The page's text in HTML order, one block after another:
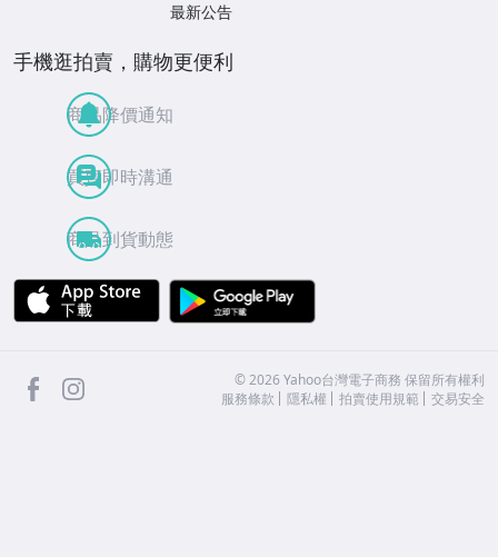
最新公告
手機逛拍賣，購物更便利
商品降價通知
買賣即時溝通
商品到貨動態
APP Store
facebook ©2026 Yahoo台灣電子商務 保留所有權利
服務條款
隱私權 拍賣使用規範 交易安全